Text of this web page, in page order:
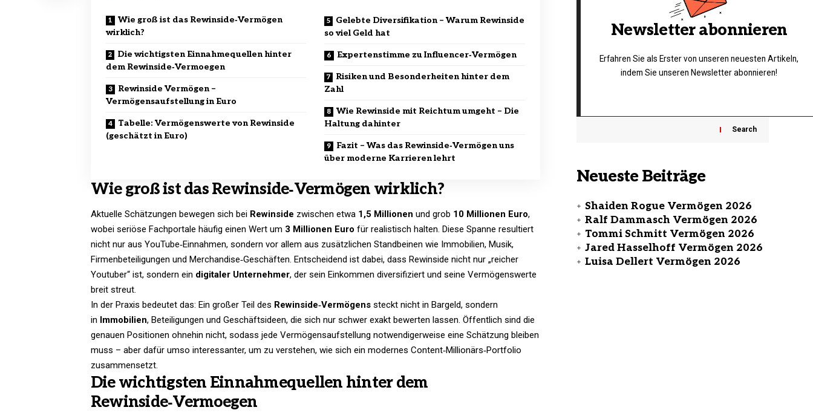
Wie groß ist das Rewinside‑Vermögen
wirklich?
Die wichtigsten Einnahmequellen hinter
dem Rewinside‑Vermoegen
Rewinside Vermögen –
Vermögensaufstellung in Euro
Tabelle: Vermögenswerte von Rewinside
(geschätzt in Euro)
Gelebte Diversifikation – Warum Rewinside
so viel Geld hat
Expertenstimme zu Influencer‑Vermögen
Risiken und Besonderheiten hinter dem
Zahl
Wie Rewinside mit Reichtum umgeht – Die
Haltung dahinter
Fazit – Was das Rewinside‑Vermögen uns
über moderne Karrieren lehrt
Wie groß ist das Rewinside‑Vermögen wirklich?
Aktuelle Schätzungen bewegen sich bei Rewinside zwischen etwa 1,5 Millionen und grob 10 Millionen Euro,
wobei seriöse Fachportale häufig einen Wert um 3 Millionen Euro für realistisch halten. Diese Spanne resultiert
nicht nur aus YouTube‑Einnahmen, sondern vor allem aus zusätzlichen Standbeinen wie Immobilien, Musik,
Firmenbeteiligungen und Merchandise‑Geschäften. Entscheidend ist dabei, dass Rewinside nicht nur „reicher
Youtuber“ ist, sondern ein digitaler Unternehmer, der sein Einkommen diversifiziert und seine Vermögenswerte
breit streut.
In der Praxis bedeutet das: Ein großer Teil des Rewinside‑Vermögens steckt nicht in Bargeld, sondern
in Immobilien, Beteiligungen und Geschäftsideen, die sich nur schwer exakt bewerten lassen. Öffentlich sind die
genauen Positionen ohnehin nicht, sodass jede Vermögensaufstellung notwendigerweise eine Schätzung bleiben
muss – aber dafür umso interessanter, um zu verstehen, wie sich ein modernes Content‑Millionärs‑Portfolio
zusammensetzt.
Die wichtigsten Einnahmequellen hinter dem
Rewinside‑Vermoegen
Newsletter abonnieren
Erfahren Sie als Erster von unseren neuesten Artikeln,
indem Sie unseren Newsletter abonnieren!
Search
Neueste Beiträge
Shaiden Rogue Vermögen 2026
Ralf Dammasch Vermögen 2026
Tommi Schmitt Vermögen 2026
Jared Hasselhoff Vermögen 2026
Luisa Dellert Vermögen 2026